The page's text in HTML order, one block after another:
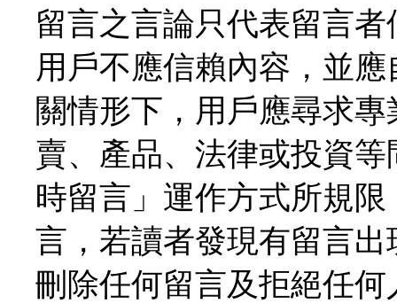
留言之言論只代表留言
用戶不應信賴內容，並
關情形下，用戶應尋求
賣、產品、法律或投資
時留言」運作方式所規
言，若讀者發現有留言
刪除任何留言及拒絕任